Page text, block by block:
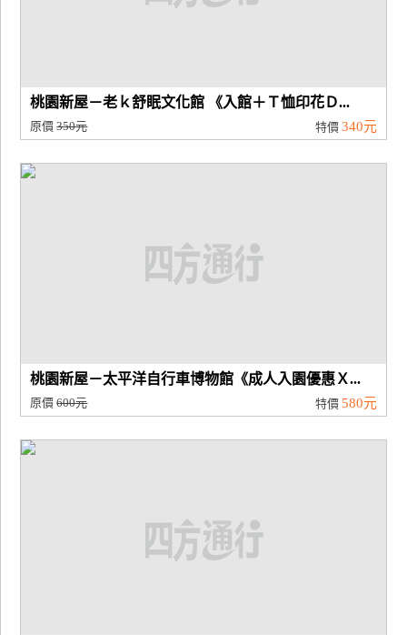
桃園新屋－老ｋ舒眠文化館 《入館＋Ｔ恤印花Ｄ...
原價350元 特價 340元
桃園新屋－太平洋自行車博物館《成人入園優惠Ｘ...
原價600元 特價 580元